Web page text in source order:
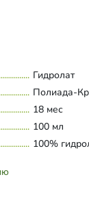
Гидролат
Полиада-
18 мес
100 мл
100%